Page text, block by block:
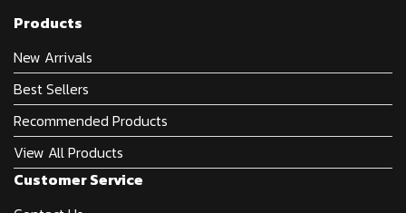
Products
New Arrivals
Best Sellers
Recommended Products
View All Products
Customer Service